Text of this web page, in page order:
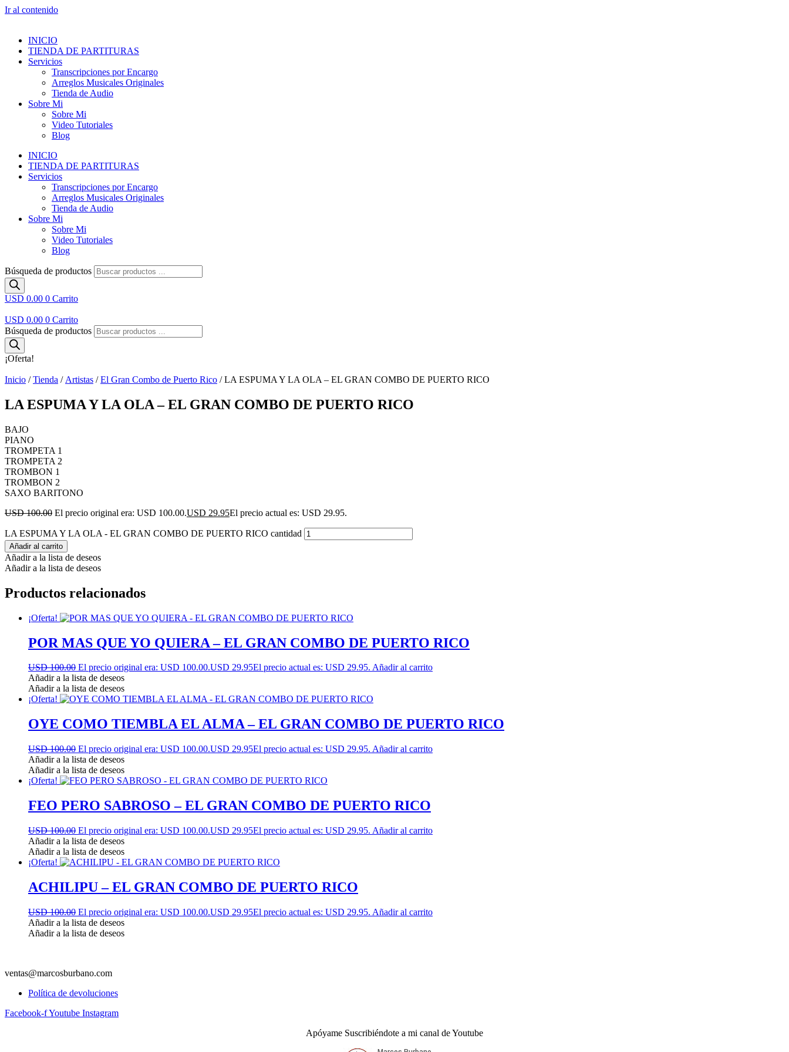
Ir al contenido
INICIO
TIENDA DE PARTITURAS
Servicios
Transcripciones por Encargo
Arreglos Musicales Originales
Tienda de Audio
Sobre Mi
Sobre Mi
Video Tutoriales
Blog
INICIO
TIENDA DE PARTITURAS
Servicios
Transcripciones por Encargo
Arreglos Musicales Originales
Tienda de Audio
Sobre Mi
Sobre Mi
Video Tutoriales
Blog
Búsqueda de productos
USD 0.00 0 Carrito
USD 0.00 0 Carrito
Búsqueda de productos
¡Oferta!
Inicio /Tienda / Artistas /El Gran Combo de Puerto Rico / LA ESPUMA Y LA OLA – EL GRAN COMBO DE PUERTO RICO
LA ESPUMA Y LA OLA – EL GRAN COMBO DE PUERTO RICO
BAJO
PIANO
TROMPETA 1
TROMPETA 2
TROMBON 1
TROMBON 2
SAXO BARITONO
USD 100.00 El precio original era: USD 100.00.USD 29.95El precio actual es: USD 29.95.
LA ESPUMA Y LA OLA - EL GRAN COMBO DE PUERTO RICO cantidad
Añadir al carrito
Añadir a la lista de deseos
Añadir a la lista de deseos
Productos relacionados
¡Oferta!
POR MAS QUE YO QUIERA – EL GRAN COMBO DE PUERTO RICO
USD 100.00 El precio original era: USD 100.00.USD 29.95El precio actual es: USD 29.95. Añadir al carrito
Añadir a la lista de deseos
Añadir a la lista de deseos
¡Oferta!
OYE COMO TIEMBLA EL ALMA – EL GRAN COMBO DE PUERTO RICO
USD 100.00 El precio original era: USD 100.00.USD 29.95El precio actual es: USD 29.95. Añadir al carrito
Añadir a la lista de deseos
Añadir a la lista de deseos
¡Oferta!
FEO PERO SABROSO – EL GRAN COMBO DE PUERTO RICO
USD 100.00 El precio original era: USD 100.00.USD 29.95El precio actual es: USD 29.95. Añadir al carrito
Añadir a la lista de deseos
Añadir a la lista de deseos
¡Oferta!
ACHILIPU – EL GRAN COMBO DE PUERTO RICO
USD 100.00 El precio original era: USD 100.00.USD 29.95El precio actual es: USD 29.95. Añadir al carrito
Añadir a la lista de deseos
Añadir a la lista de deseos
ventas@marcosburbano.com
Política de devoluciones
Facebook-fYoutube Instagram
Apóyame Suscribiéndote a mi canal de Youtube